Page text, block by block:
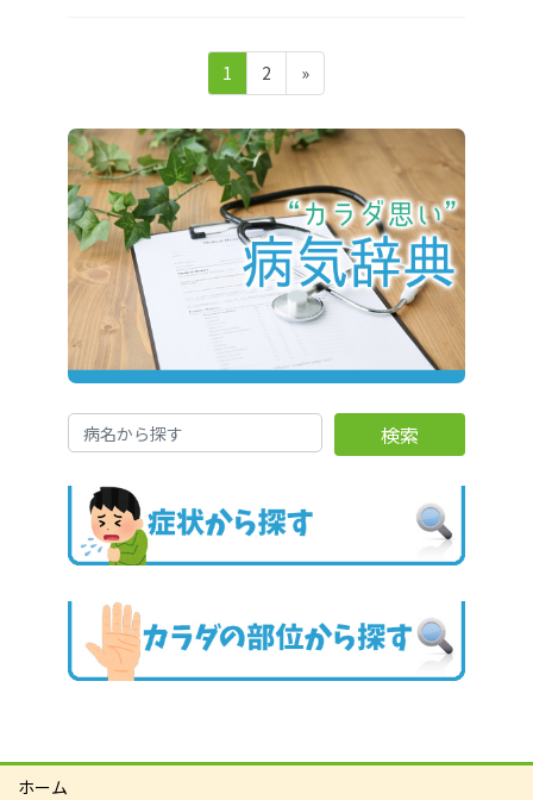
の
ペ
ー
ジ
送
り
ペ
ー
ジ
1
ペ
ー
ジ
2 »
検索
ホーム